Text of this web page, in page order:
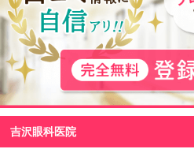
吉沢眼科医院